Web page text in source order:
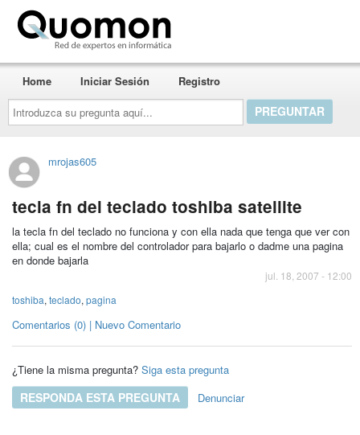
Introduzca
su
pregunta
aquí...
Home Iniciar Sesión Registro
mrojas605
tecla fn del teclado toshiba satellite
la tecla fn del teclado no funciona y con ella nada que tenga que ver con
ella; cual es el nombre del controlador para bajarlo o dadme una pagina
en donde bajarla
jul. 18, 2007 - 12:00
toshiba, teclado, pagina
Comentarios (0) | Nuevo Comentario
¿Tiene la misma pregunta? Siga esta pregunta
RESPONDA ESTA PREGUNTA Denunciar